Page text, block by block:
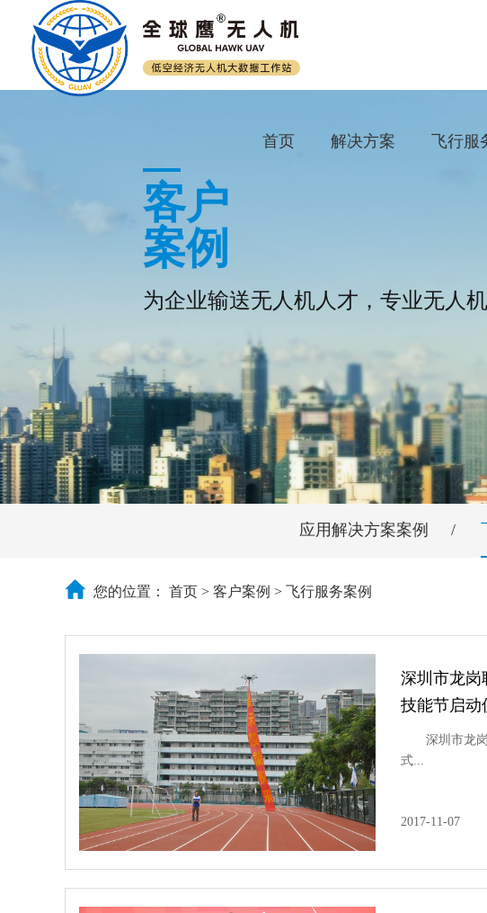
首页 解决方案 飞行服
客户
案例
为企业输送无人机人才，专业无人
应用解决方案案例
您的位置： 首页 > 客户案例 > 飞行服务案例
深圳市龙岗
技能节启动
深圳市龙
式...
2017-11-07